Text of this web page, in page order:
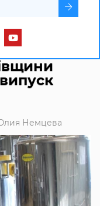
Немцева